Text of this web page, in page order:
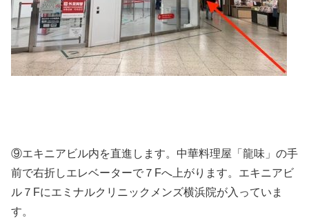
⑨エキニアビル内を直進します。中華料理屋「龍味」の手
前で右折しエレベーターで７Fへ上がります。エキニアビ
ル７Fにエミナルクリニックメンズ横浜院が入っていま
す。